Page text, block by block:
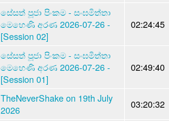
සේසත් පූජා පිංකම - සංඝමිත්තා
මෙහෙණි අරණ 2026-07-26 -
[Session 02]
02:24:45
සේසත් පූජා පිංකම - සංඝමිත්තා
මෙහෙණි අරණ 2026-07-26 -
[Session 01]
02:49:40
TheNeverShake on 19th July
2026
03:20:32